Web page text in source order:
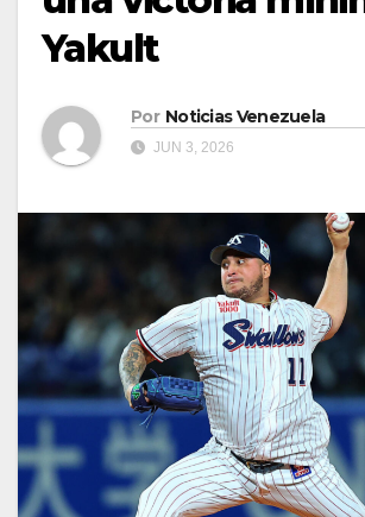
Yakult
Por Noticias Venezuela
JUN 3, 2026